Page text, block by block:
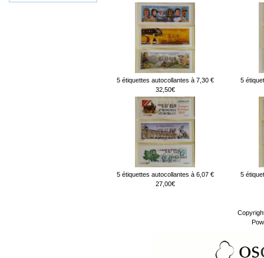
5 étiquettes autocollantes à 7,30 €
32,50€
5
5 étiquettes autocollantes à 6,07 €
27,00€
5